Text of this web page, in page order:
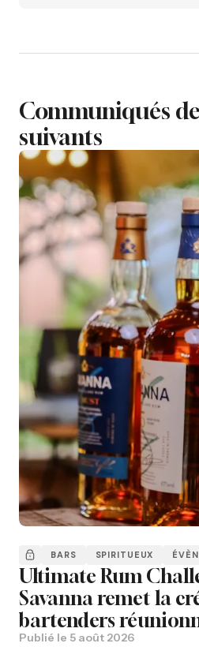
Communiqués
suivants
BARS SPIRITUEUX
Ultimate Rum
Savanna remet la
bartenders
Publié le 5 août 2026